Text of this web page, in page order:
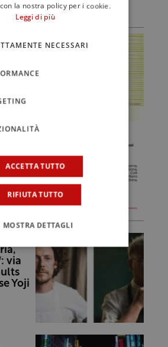
via
Yoji
la nostra policy per i cookie.
Leggi di più
NECESSARI
ACCETTA TUTTO
RIFIUTA TUTTO
MOSTRA DETTAGLI